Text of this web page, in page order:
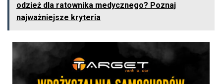
odzież dla ratownika medycznego? Poznaj
najważniejsze kryteria